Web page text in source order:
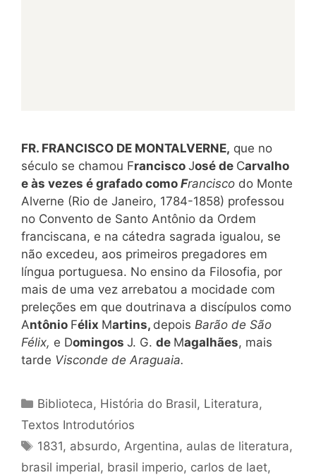
FR. FRANCISCO DE MONTALVERNE, que no
século se chamou Francisco José de Carvalho
e às vezes é grafado como Francisco do Monte
Alverne (Rio de Janeiro, 1784-1858) professou
no Convento de Santo Antônio da Ordem
franciscana, e na cátedra sagrada igualou, se
não excedeu, aos primeiros pregadores em
língua portuguesa. No ensino da Filosofia, por
mais de uma vez arrebatou a mocidade com
preleções em que doutrinava a discípulos como
Antônio Félix Martins, depois Barão de São
Félix, e Domingos J. G. de Magalhães, mais
tarde Visconde de Araguaia.
Categorias
Biblioteca, História do Brasil, Literatura,
Textos Introdutórios
Tags
1831, absurdo, Argentina, aulas de literatura,
brasil imperial, brasil imperio, carlos de laet,